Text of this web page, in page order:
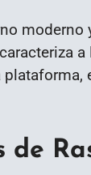
a
plataforma,
de